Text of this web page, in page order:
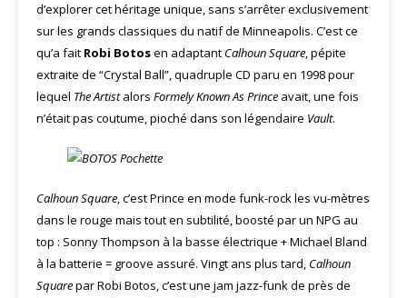
d’explorer cet héritage unique, sans s’arrêter exclusivement
sur les grands classiques du natif de Minneapolis. C’est ce
qu’a fait Robi Botosen adaptant Calhoun Square, pépite
extraite de “Crystal Ball”, quadruple CD paru en 1998 pour
lequel The Artistalors Formely Known As Prince avait, une fois
n’était pas coutume, pioché dans son légendaire Vault.
Calhoun Square, c’est Prince en mode funk-rock les vu-mètres
dans le rouge mais tout en subtilité, boosté par un NPG au
top : Sonny Thompson à la basse électrique + Michael Bland
à la batterie = groove assuré. Vingt ans plus tard, Calhoun
Squarepar Robi Botos, c’est une jam jazz-funk de près de